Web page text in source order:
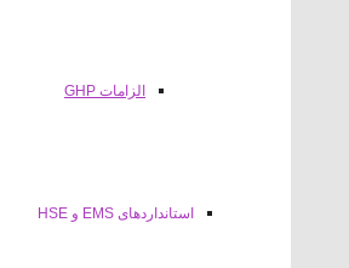
الزامات GHP
استانداردهای EMS و HSE